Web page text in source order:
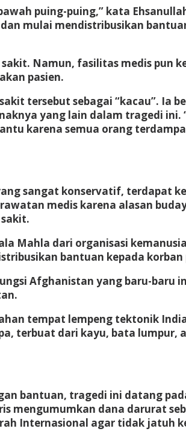
puing-puing,” kata
mulai mendistribusikan
Namun, fasilitas medis pun
pasien.
tersebut sebagai “kacau”. Ia
yang lain dalam tragedi ini.
karena semua orang
sangat konservatif, terdapat
medis karena alasan
Mahla dari organisasi
bantuan kepada korban
Afghanistan yang baru-baru
tempat lempeng tektonik
terbuat dari kayu, bata lumpur,
bantuan, tragedi ini datang
mengumumkan dana darurat
Internasional agar tidak jatuh